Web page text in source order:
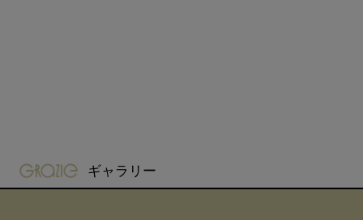
gravure-grazie
ギャラリー